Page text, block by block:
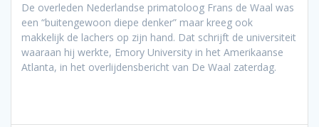
De overleden Nederlandse primatoloog Frans de Waal was
een “buitengewoon diepe denker” maar kreeg ook
makkelijk de lachers op zijn hand. Dat schrijft de universiteit
waaraan hij werkte, Emory University in het Amerikaanse
Atlanta, in het overlijdensbericht van De Waal zaterdag.